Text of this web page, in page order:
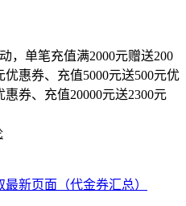
，单笔充值满2000元赠送200
惠券、充值5000元送500元优
券、充值20000元送2300元